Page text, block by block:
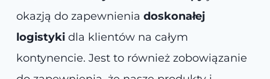
okazją do zapewnienia doskonałej
logistyki dla klientów na całym
kontynencie. Jest to również zobowiązanie